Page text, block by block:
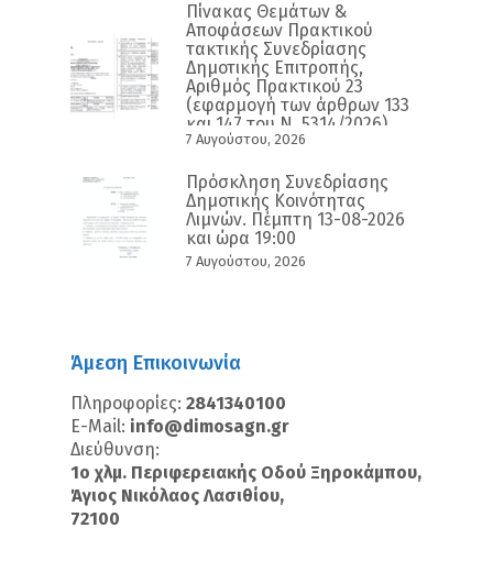
Πίνακας Θεμάτων &
Αποφάσεων Πρακτικού
τακτικής Συνεδρίασης
Δημοτικής Επιτροπής,
Αριθμός Πρακτικού 23
(εφαρμογή των άρθρων 133
και 147 του Ν. 5314/2026)
7 Αυγούστου, 2026
Πρόσκληση Συνεδρίασης
Δημοτικής Κοινότητας
Λιμνών. Πέμπτη 13-08-2026
και ώρα 19:00
7 Αυγούστου, 2026
Άμεση Επικοινωνία
Πληροφορίες: 2841340100
E-Mail: info@dimosagn.gr
Διεύθυνση:
1ο χλμ. Περιφερειακής Οδού Ξηροκάμπου,
Άγιος Νικόλαος Λασιθίου,
72100